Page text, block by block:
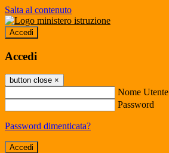
Salta al contenuto
Accedi
Accedi
button close ×
Nome Utente
Password
Password dimenticata?